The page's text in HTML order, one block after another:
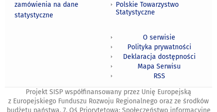
zamówienia na dane
statystyczne
Polskie Towarzystwo
Statystyczne
O serwisie
Polityka prywatności
Deklaracja dostępności
Mapa Serwisu
RSS
Projekt SISP współfinansowany przez Unię Europejską
z Europejskiego Funduszu Rozwoju Regionalnego oraz ze środków
budżetu państwa. 7. Oś Priorytetowa: Społeczeństwo informacyjne